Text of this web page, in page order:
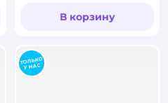
В корзину